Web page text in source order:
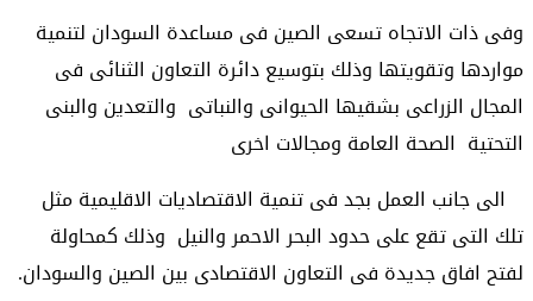
وفى ذات الاتجاه تسعى الصين فى مساعدة السودان لتنمية
مواردها وتقويتها وذلك بتوسيع دائرة التعاون الثنائى فى
المجال الزراعى بشقيها الحيوانى والنباتى والتعدين والبنى
التحتية الصحة العامة ومجالات اخرى
الى جانب العمل بجد فى تنمية الاقتصاديات الاقليمية مثل
تلك التى تقع على حدود البحر الاحمر والنيل وذلك كمحاولة
لفتح افاق جديدة فى التعاون الاقتصادى بين الصين والسودان.